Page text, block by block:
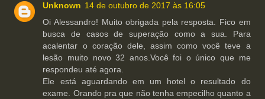
Unknown 14 de outubro de 2017 às 16:05
Oi Alessandro! Muito obrigada pela resposta. Fico em
busca de casos de superação como a sua. Para
acalentar o coração dele, assim como você teve a
lesão muito novo 32 anos.Você foi o único que me
respondeu até agora.
Ele está aguardando em um hotel o resultado do
exame. Orando pra que não tenha empecilho quanto a